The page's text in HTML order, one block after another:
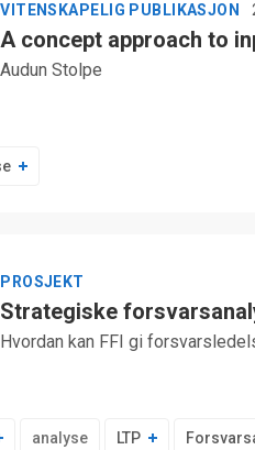
VITENSKAPELIG PUBLIKASJON
A concept approach to
Audun Stolpe
PROSJEKT
Strategiske
Hvordan kan FFI gi
analyse LTP